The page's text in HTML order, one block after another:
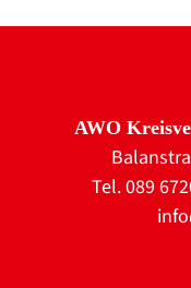
AWO
Tel. 089